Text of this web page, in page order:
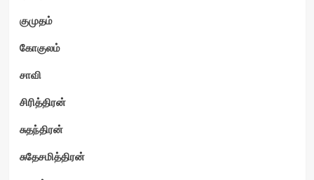
குமுதம்
கோகுலம்
சாவி
சிரித்திரன்
சுதந்திரன்
சுதேசமித்திரன்